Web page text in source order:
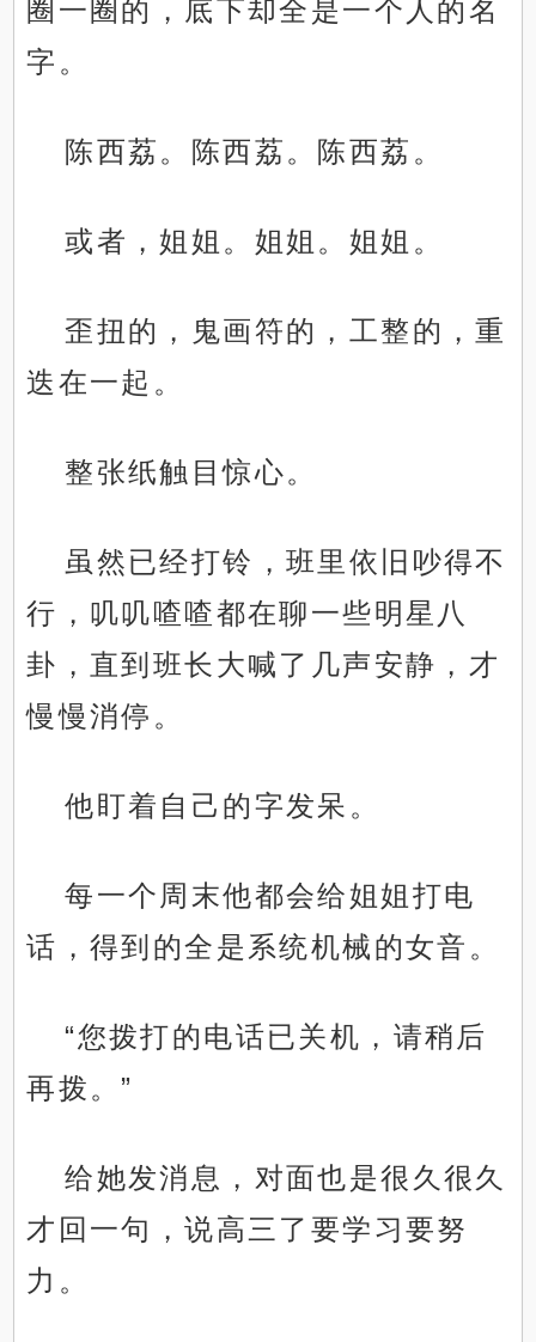
圈一圈的，底下却全是一个人的名
字。
陈西荔。陈西荔。陈西荔。
或者，姐姐。姐姐。姐姐。
歪扭的，鬼画符的，工整的，重
迭在一起。
整张纸触目惊心。
虽然已经打铃，班里依旧吵得不
行，叽叽喳喳都在聊一些明星八
卦，直到班长大喊了几声安静，才
慢慢消停。
他盯着自己的字发呆。
每一个周末他都会给姐姐打电
话，得到的全是系统机械的女音。
“您拨打的电话已关机，请稍后
再拨。”
给她发消息，对面也是很久很久
才回一句，说高三了要学习要努
力。